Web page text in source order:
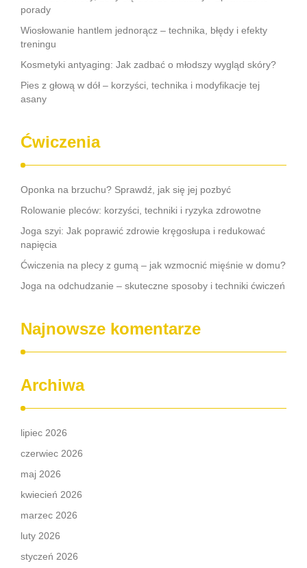
porady
Wiosłowanie hantlem jednorącz – technika, błędy i efekty
treningu
Kosmetyki antyaging: Jak zadbać o młodszy wygląd skóry?
Pies z głową w dół – korzyści, technika i modyfikacje tej
asany
Ćwiczenia
Oponka na brzuchu? Sprawdź, jak się jej pozbyć
Rolowanie pleców: korzyści, techniki i ryzyka zdrowotne
Joga szyi: Jak poprawić zdrowie kręgosłupa i redukować
napięcia
Ćwiczenia na plecy z gumą – jak wzmocnić mięśnie w domu?
Joga na odchudzanie – skuteczne sposoby i techniki ćwiczeń
Najnowsze komentarze
Archiwa
lipiec 2026
czerwiec 2026
maj 2026
kwiecień 2026
marzec 2026
luty 2026
styczeń 2026